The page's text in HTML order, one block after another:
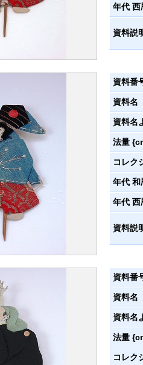
年代 西
資料説
資料番
資料名
資料名
法量
コレク
年代 和
年代 西
資料説
資料番
資料名
資料名
法量
コレク